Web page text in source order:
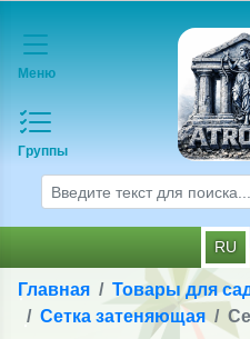
Меню
Группы
RU
Главная
Товары для
Сетка затеняющая